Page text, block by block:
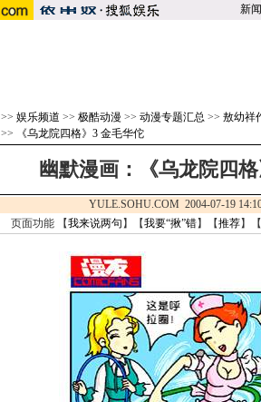
新闻
>> 娱乐频道 >> 极酷动漫 >> 动漫专题汇总 >> 敖幼祥
>> 《乌龙院四格》3 金毛华佗
幽默漫画：《乌龙院四
YULE.SOHU.COM 2004-07-19
页面功能 【我来说两句 】【我要“揪”错】【推荐】